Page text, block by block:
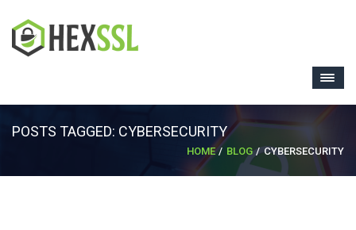
POSTS TAGGED: CYBERSECURITY
HOME BLOG CYBERSECURITY